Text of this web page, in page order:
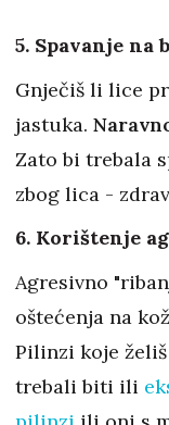
5. Spavanje na
Gnječiš li lice
jastuka.
Zato bi trebala
zbog lica -
6. Korištenje
Agresivno
oštećenja na
Pilinzi koje
trebali biti ili